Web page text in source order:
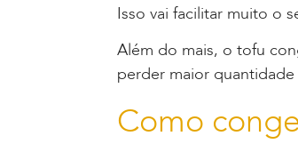
Isso vai facilitar muito o
Além do mais, o tofu
perder maior quantidade
Como